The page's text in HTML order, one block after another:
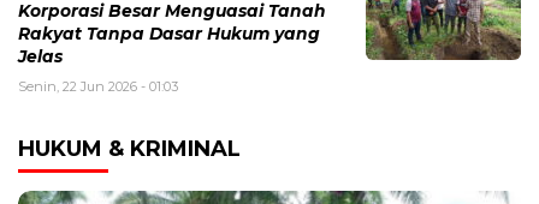
Korporasi Besar Menguasai Tanah
Rakyat Tanpa Dasar Hukum yang
Jelas
Senin, 22 Jun 2026 - 01:03
HUKUM & KRIMINAL